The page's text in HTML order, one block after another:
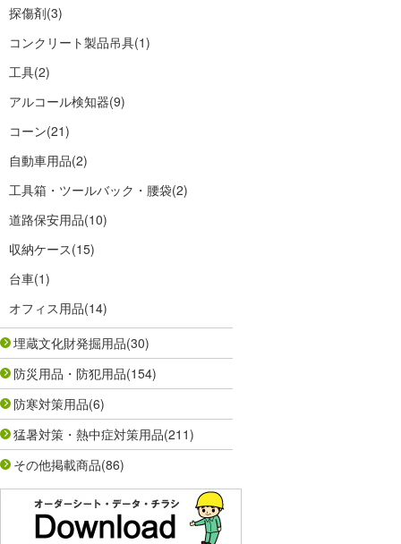
探傷剤(3)
コンクリート製品吊具(1)
工具(2)
アルコール検知器(9)
コーン(21)
自動車用品(2)
工具箱・ツールバック・腰袋(2)
道路保安用品(10)
収納ケース(15)
台車(1)
オフィス用品(14)
埋蔵文化財発掘用品(30)
防災用品・防犯用品(154)
防寒対策用品(6)
猛暑対策・熱中症対策用品(211)
その他掲載商品(86)